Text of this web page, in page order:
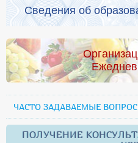
Сведения об
ЧАСТО ЗАДАВАЕМЫЕ
ПОЛУЧЕНИЕ